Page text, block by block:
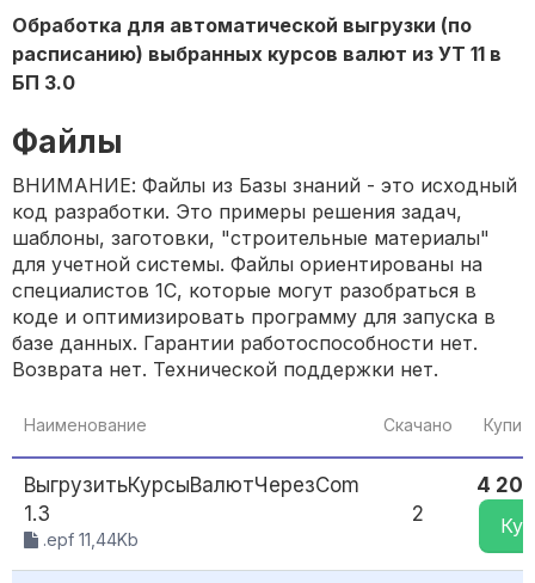
Обработка для автоматической выгрузки (по
расписанию) выбранных курсов валют из УТ 11 в
БП 3.0
Файлы
ВНИМАНИЕ: Файлы из Базы знаний - это исходный
код разработки. Это примеры решения задач,
шаблоны, заготовки, "строительные материалы"
для учетной системы. Файлы ориентированы на
специалистов 1С, которые могут разобраться в
коде и оптимизировать программу для запуска в
базе данных. Гарантии работоспособности нет.
Возврата нет. Технической поддержки нет.
Наименование Скачано
ВыгрузитьКурсыВалютЧерезCom
1.3
.epf 11,44Kb
2
4